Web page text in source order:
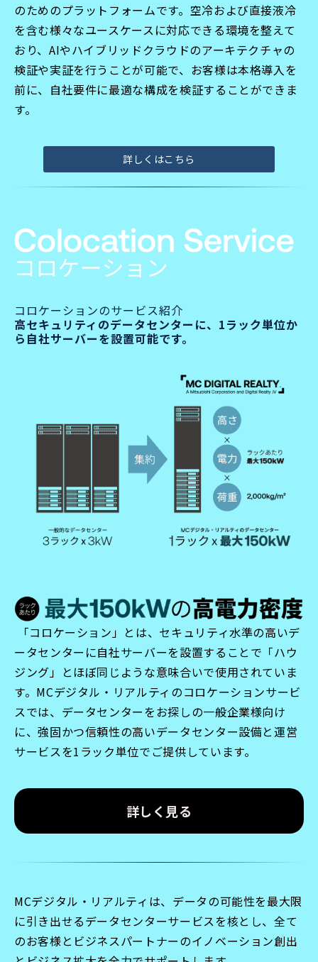
のためのプラットフォームです。 空冷および直接液冷
を含む様々なユースケースに対応できる環境を整えて
おり、 AIやハイブリッドクラウドのアーキテクチャの
検証や実証を行うことが可能で、お客様は本格導入を
前に、 自社要件に最適な構成を検証することができま
す。
詳しくはこちら
コロケーションのサービス紹介
高セキュリティのデータセンターに、1ラック単位か
ら自社サーバーを設置可能です。
「コロケーション」とは、セキュリティ水準の高いデ
ータセンターに自社サーバーを設置することで「ハウ
ジング」とほぼ同じような意味合いで使用されていま
す。MCデジタル・リアルティのコロケーションサービ
スでは、データセンターをお探しの一般企業様向け
に、強固かつ信頼性の高いデータセンター設備と運営
サービスを1ラック単位でご提供しています。
詳しく見る
MCデジタル・リアルティは、データの可能性を最大限
に引き出せるデータセンターサービスを核とし、全て
のお客様とビジネスパートナーのイノベーション創出